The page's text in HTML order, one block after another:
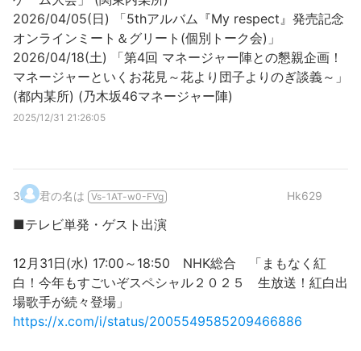
2026/04/05(日) 「5thアルバム『My respect』発売記念
オンラインミート＆グリート(個別トーク会)」
2026/04/18(土) 「第4回 マネージャー陣との懇親企画！
マネージャーといくお花見～花より団子よりのぎ談義～」
(都内某所) (乃木坂46マネージャー陣)
2025/12/31 21:26:05
3. 君の名は Vs-1AT-w0-FVg Hk629
■テレビ単発・ゲスト出演
12月31日(水) 17:00～18:50 NHK総合 「まもなく紅
白！今年もすごいぞスペシャル２０２５ 生放送！紅白出
場歌手が続々登場」
https://x.com/i/status/2005549585209466886